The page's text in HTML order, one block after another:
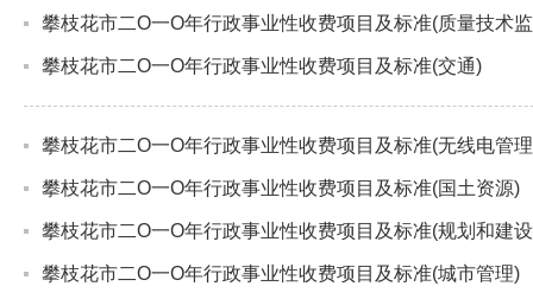
攀枝花市二O一O年行政事业性收费项目及标准(质量技术
攀枝花市二O一O年行政事业性收费项目及标准(交通)
攀枝花市二O一O年行政事业性收费项目及标准(无线电管
攀枝花市二O一O年行政事业性收费项目及标准(国土资源)
攀枝花市二O一O年行政事业性收费项目及标准(规划和建
攀枝花市二O一O年行政事业性收费项目及标准(城市管理)